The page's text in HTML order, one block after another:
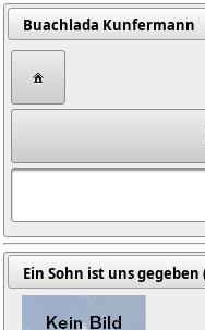
Buachlada Kunfermann